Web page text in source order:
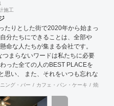
施工
たりとした街で2020年から始まっ
分たちにできることは、全部や
命な人たちが集まる会社です。
つまらないワードは私たちに必要
った全ての人のBEST PLACEを
思い、 また、それをいつも忘れな
-という社名にしました。 内装設
の全てお任せください。
ング・バー カフェ・パン・ケーキ 焼肉・